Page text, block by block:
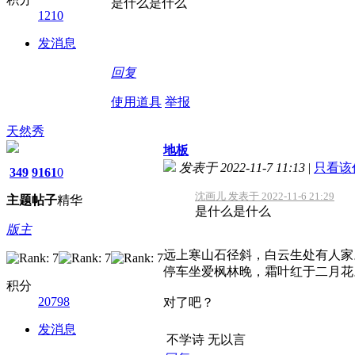
1210
发消息
回复
使用道具 举报
天然秀
349
主题
9161
帖子
0
精华
版主
积分
20798
发消息
地板
发表于 2022-11-7 11:13 | 只看该
沈画儿 发表于 2022-11-6 21:29
是什么是什么
远上寒山石径斜，白云生处有人家
停车坐爱枫林晚，霜叶红于二月花
对了吧？
不学诗 无以言